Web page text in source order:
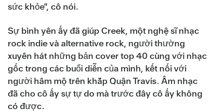
sức khỏe", cô nói.
Sự bình yên ấy đã giúp Creek, một nghệ sĩ nhạc
rock indie và alternative rock, người thường
xuyên hát những bản cover top 40 cùng với nhạc
gốc trong các buổi diễn của mình, kết nối với
người hâm mộ trên khắp Quận Travis. Âm nhạc
đã cho cô ấy sự tự do mà trước đây cô ấy không
có được.